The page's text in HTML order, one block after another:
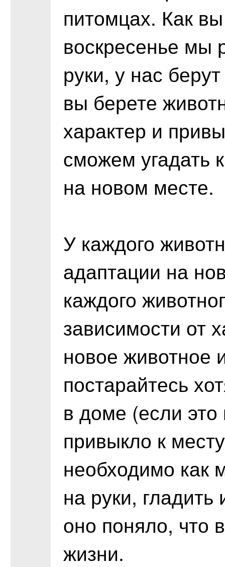
питомцах. Как
воскресенье мы
руки, у нас
вы берете
характер и
сможем угадать
на новом месте.
У каждого
адаптации на
каждого
зависимости от
новое животное
постарайтесь
в доме (если
привыкло к
необходимо как
на руки, гладить
оно поняло, что
жизни.